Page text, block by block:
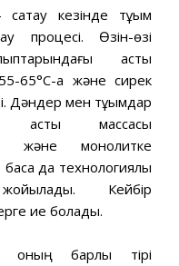
кезінде тұқым
процесі. Өзін-өзі
астық
65°С-қа және сирек
Дәндер мен тұқымдар
астық массасы
және монолитке
да технологиялық
Кейбір
ие болады.
оның барлық тірі